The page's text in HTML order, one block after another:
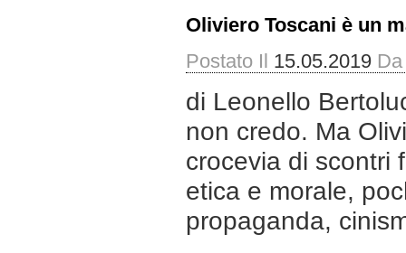
Oliviero Toscani è un
Postato Il 15.05.2019 Da
di Leonello
non credo. Ma
crocevia di scontri
etica e morale,
propaganda,